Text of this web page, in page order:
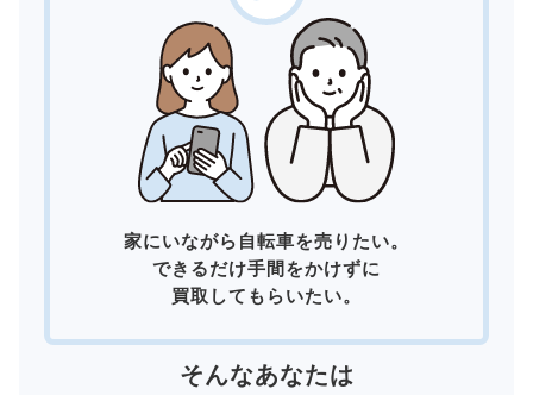
家にいながら自転車を売りたい。
できるだけ手間をかけずに
買取してもらいたい。
そんなあなたは